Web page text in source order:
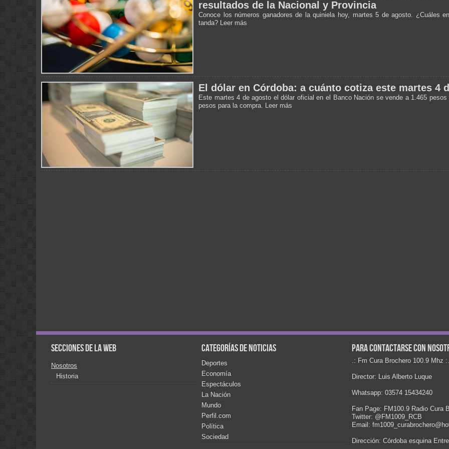
resultados de la Nacional y Provincia
Conoce los números ganadores de la quiniela hoy, martes 5 de agosto. ¿Cuáles
tanda? Leer más
El dólar en Córdoba: a cuánto cotiza este martes 4
Este martes 4 de agosto el dólar oficial en el Banco Nación se vende a 1.465
pesos para la compra. Leer más
Secciones de la web
Nosotros
Historia
Categorías de noticias
Deportes
Economía
Espectáculos
La Nación
Mundo
Perfil.com
Política
Sociedad
Para contactarse con
.: Fm Cura Brochero 100.9 Mhz :.
Director: Luis Alberto Luque
Whatsapp: 03574 15434240
Fan Page: FM100.9 Radio Cura
Twitter: @FM1009_RCB
Email:
Dirección: Córdoba esquina